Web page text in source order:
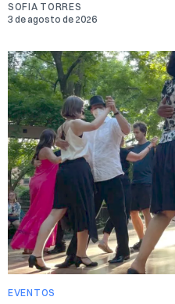
SOFIA TORRES
3 de agosto de 2026
EVENTOS